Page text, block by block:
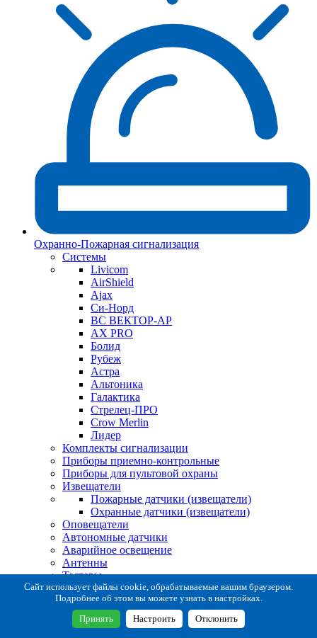
Охранно-Пожарная сигнализация
Системы
Livicom
AirShield
Ajax
Си-Норд
ВС ВЕКТОР-АР
AX PRO
Болид
Рубеж
Астра
Альтоника
Галактика
Стрелец-ПРО
Crow Merlin
Лидер
Комплекты сигнализации
Приборы приемно-контрольные
Приборы для пультовой охраны
Извещатели
Пожарные датчики (извещатели)
Охранные датчики (извещатели)
Оповещатели
Автономные датчики
Аварийное освещение
Антенны
Тестеры
Система сбора извещений
Расходные и монтажные материалы
Коробки коммутационные
Кронштейны для извещателей
Сайт использует файлы cookie, обрабатываемые вашим браузером.
Подробнее об этом вы можете узнать в настройках.
Принять Настроить Отклонить